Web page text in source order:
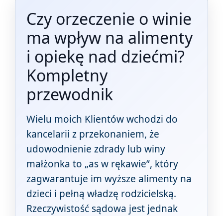
Czy orzeczenie o winie
ma wpływ na alimenty
i opiekę nad dziećmi?
Kompletny
przewodnik
Wielu moich Klientów wchodzi do
kancelarii z przekonaniem, że
udowodnienie zdrady lub winy
małżonka to „as w rękawie”, który
zagwarantuje im wyższe alimenty na
dzieci i pełną władzę rodzicielską.
Rzeczywistość sądowa jest jednak